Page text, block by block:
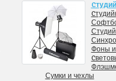
Фоны и
Сумки и чехлы